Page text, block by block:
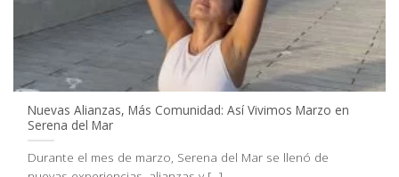
Nuevas Alianzas, Más Comunidad: Así Vivimos Marzo en
Serena del Mar
Durante el mes de marzo, Serena del Mar se llenó de